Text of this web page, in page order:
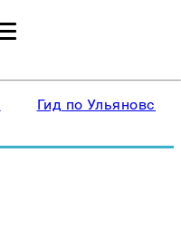
Гид по Ульяновску